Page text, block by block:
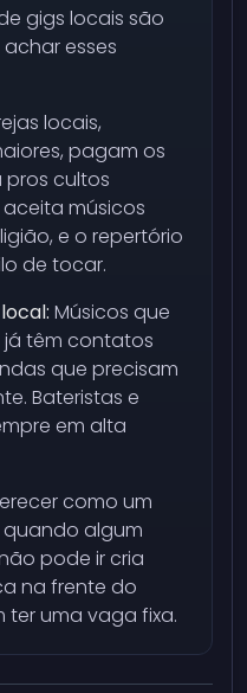
gigs locais são
esses
locais,
pagam os
cultos
músicos
e o repertório
de tocar.
Músicos que
têm contatos
que precisam
Bateristas e
em alta
como um
algum
pode ir cria
na frente do
ter uma vaga fixa.